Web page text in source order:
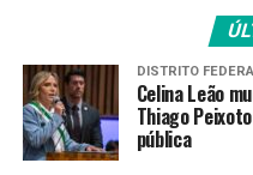
DISTRITO
Celina Leão
Thiago
pública